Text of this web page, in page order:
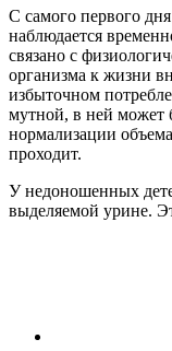
С самого первого
наблюдается
связано с
организма к жизни
избыточном
мутной, в ней может
нормализации
проходит.
У недоношенных
выделяемой урине.